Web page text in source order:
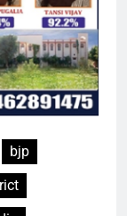
bjp